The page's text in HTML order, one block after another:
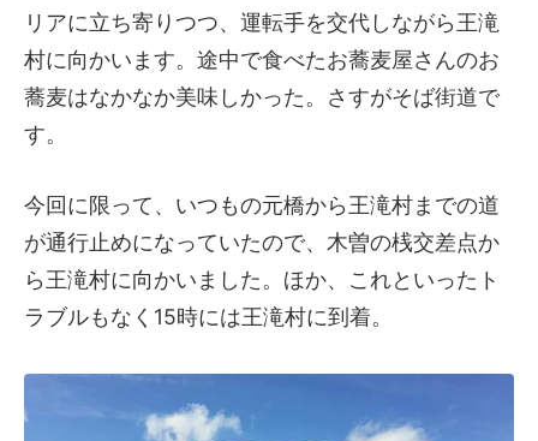
リアに立ち寄りつつ、運転手を交代しながら王滝
村に向かいます。途中で食べたお蕎麦屋さんのお
蕎麦はなかなか美味しかった。さすがそば街道で
す。
今回に限って、いつもの元橋から王滝村までの道
が通行止めになっていたので、木曽の桟交差点か
ら王滝村に向かいました。ほか、これといったト
ラブルもなく15時には王滝村に到着。